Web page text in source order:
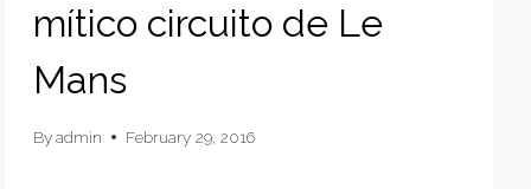
mítico circuito de Le
Mans
Byadmin February 29, 2016